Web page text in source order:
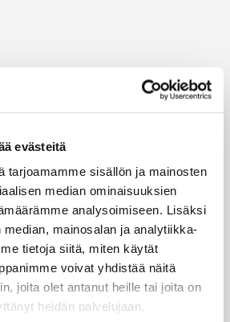
evästeitä
tarjoamamme sisällön ja mainosten
median ominaisuuksien
analysoimiseen. Lisäksi
mainosalan ja analytiikka-
tietoja siitä, miten käytät
voivat yhdistää näitä
joita olet antanut heille tai joita on
heidän palvelujaan.